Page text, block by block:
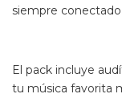
siempre
El pack incluye
tu música favorita